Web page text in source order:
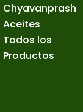
Chyavanprash
Aceites
Todos los
Productos